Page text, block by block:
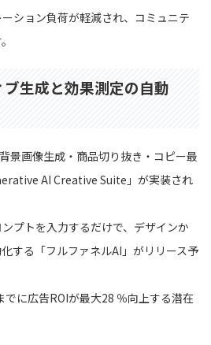
ション負荷が軽減され、コミュニテ
生成と効果測定の自動
景画像生成・商品切り抜き・コピー最
AI Creative Suite」が実装され
プトを入力するだけで、デザインか
する「フルファネルAI」がリリース予
に広告ROIが最大28 ％向上する潜在